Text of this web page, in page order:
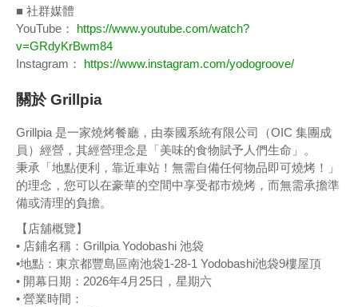
■ 社群媒體
YouTube： https://www.youtube.com/watch?
v=GRdyKrBwm84
Instagram： https://www.instagram.com/yodogroove/
關於 Grillpia
Grillpia 是一家燒烤餐廳，由泰國系統有限公司（OIC 集團成
員）經營，其經營理念是「美味的食物賦予人們生命」。
秉承「地點便利，靠近車站！無需自備任何物品即可燒烤！」
的理念，您可以在豪華的空間中享受都市燒烤，而無需承擔準
備或清理的負擔。
【店舖概覽】
• 店鋪名稱：Grillpia Yodobashi 池袋
•地點：東京都豐島區南池袋1-28-1 Yodobashi池袋9樓屋頂
• 開幕日期：2026年4月25日，星期六
• 營業時間：